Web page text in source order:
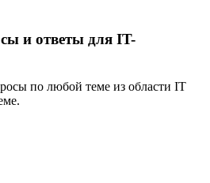
и ответы для IT-
по любой теме из области IT